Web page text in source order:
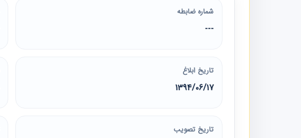
شماره ضابطه
---
تاریخ ابلاغ
1394/06/17
تاریخ تصویب